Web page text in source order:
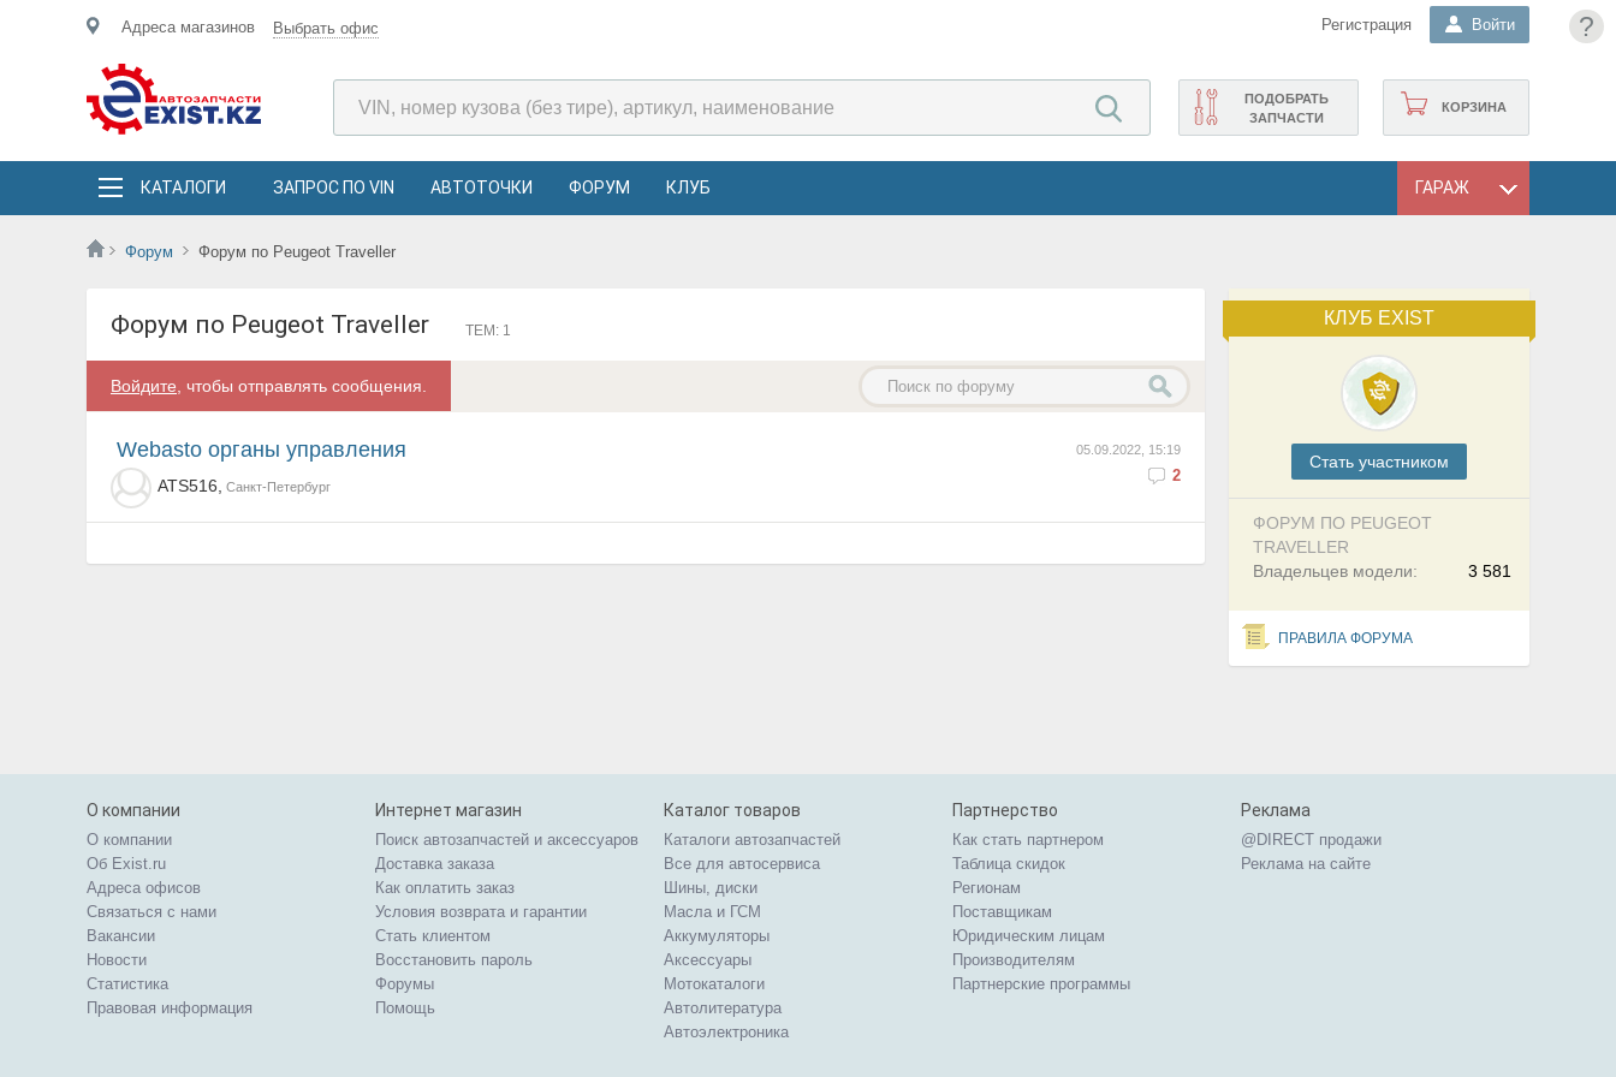
?
Адреса магазинов Выбрать офис Регистрация Войти
КОРЗИНА
ПОДОБРАТЬ
ЗАПЧАСТИ
КАТАЛОГИ ЗАПРОС ПО VIN АВТОТОЧКИ ФОРУМ КЛУБ ГАРАЖ
Форум Форум по Peugeot Traveller
КЛУБ EXIST
Cтать участником
ФОРУМ ПО PEUGEOT
TRAVELLER
3 581
Владельцев модели:
ПРАВИЛА ФОРУМА
Форум по Peugeot Traveller ТЕМ: 1
Войдите , чтобы отправлять сообщения.
05.09.2022, 15:19
2
Webasto органы управления
ATS516, Санкт-Петербург
О компании
О компании
Об Exist.ru
Адреса офисов
Связаться с нами
Вакансии
Новости
Статистика
Правовая информация
Интернет магазин
Поиск автозапчастей и аксессуаров
Доставка заказа
Как оплатить заказ
Условия возврата и гарантии
Стать клиентом
Восстановить пароль
Форумы
Помощь
Каталог товаров
Каталоги автозапчастей
Все для автосервиса
Шины, диски
Масла и ГСМ
Аккумуляторы
Аксессуары
Мотокаталоги
Автолитература
Автоэлектроника
Партнерство
Как стать партнером
Таблица скидок
Регионам
Поставщикам
Юридическим лицам
Производителям
Партнерские программы
Реклама
@DIRECT продажи
Реклама на сайте